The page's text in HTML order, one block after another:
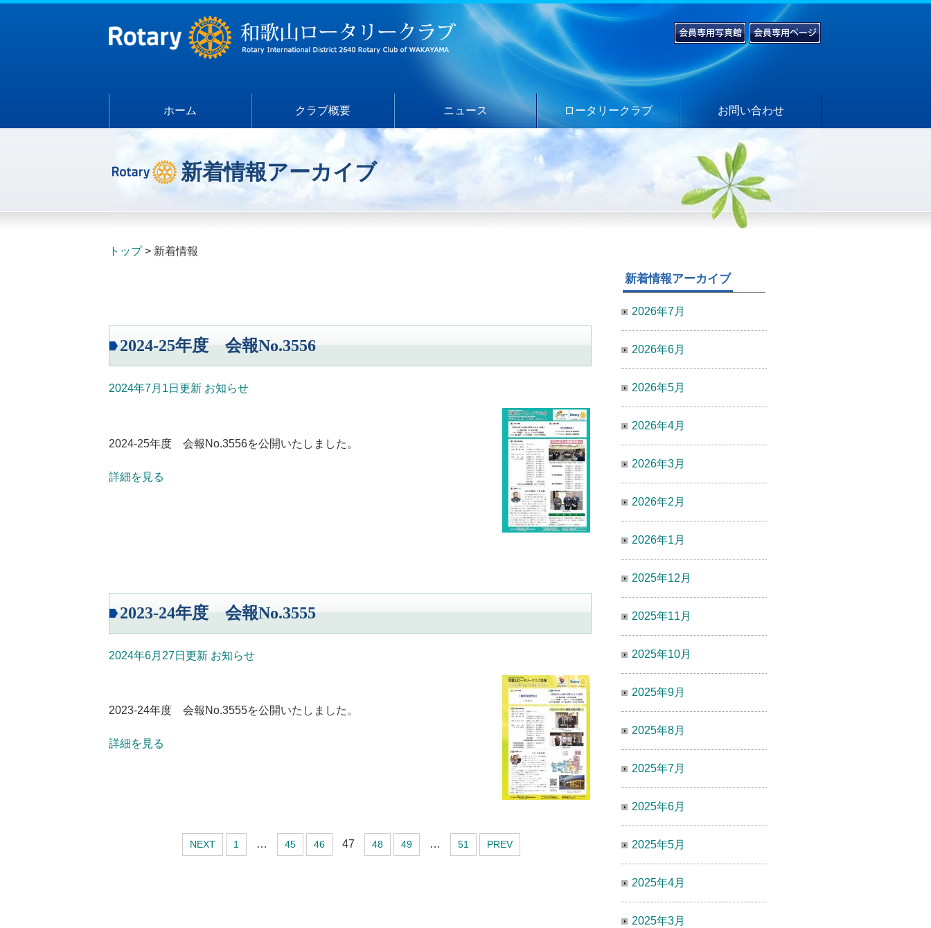
ホーム クラブ概要 ニュース ロータリークラブ お問い合わせ
新着情報アーカイブ
トップ 新着情報
2024-25年度 会報No.3556
2024年7月1日更新 お知らせ
2024-25年度 会報No.3556を公開いたしました。
詳細を見る
2023-24年度 会報No.3555
2024年6月27日更新 お知らせ
2023-24年度 会報No.3555を公開いたしました。
詳細を見る
NEXT 1 … 45 46 47 48 49 … 51 PREV
新着情報アーカイブ
2026年7月
2026年6月
2026年5月
2026年4月
2026年3月
2026年2月
2026年1月
2025年12月
2025年11月
2025年10月
2025年9月
2025年8月
2025年7月
2025年6月
2025年5月
2025年4月
2025年3月